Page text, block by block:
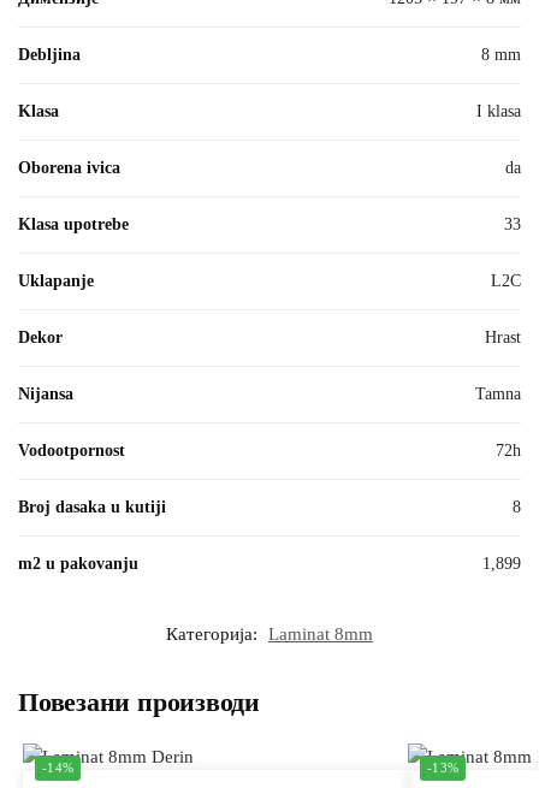
Debljina 8 mm
Klasa I klasa
Oborena ivica da
Klasa upotrebe 33
Uklapanje L2C
Dekor Hrast
Nijansa Tamna
Vodootpornost 72h
Broj dasaka u kutiji 8
m2 u pakovanju 1,899
Категорија: Laminat 8mm
Повезани производи
-14% -13%